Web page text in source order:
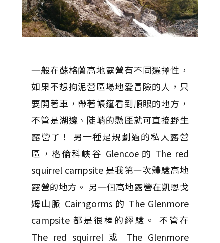
一般在蘇格蘭高地露營有不同選擇性，
如果不想拘泥營區場地愛冒險的人，只
要開著車，帶著帳篷看到順眼的地方，
不管是湖邊、陡峭的懸厓就可直接野生
露營了！ 另一種是規劃過的私人露營
區，格倫科峽谷 Glencoe 的 The red
squirrel campsite 是我第一次體驗高地
露營的地方。 另一個高地露營在凱恩戈
姆山脈 Cairngorms 的 The Glenmore
campsite 都是很棒的經驗。 不管在
The red squirrel 或 The Glenmore